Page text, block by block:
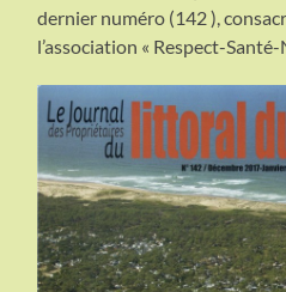
dernier numéro (142 ),
l’association « Respect-